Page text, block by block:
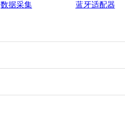
数据采集 蓝牙适配器